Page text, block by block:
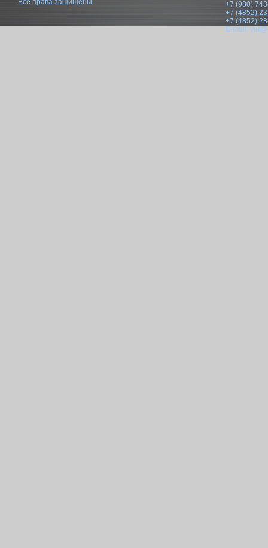
Все права защищены
+7 (980)
+7 (4852)
+7 (4852)
E-mail: